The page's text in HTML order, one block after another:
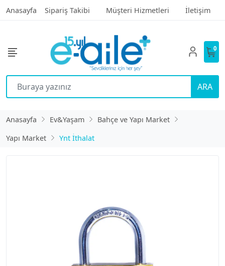
Anasayfa Sipariş Takibi Müşteri Hizmetleri İletişim
ARA
0
Anasayfa Ev&Yaşam
Bahçe ve Yapı Market
Yapı Market
Ynt İthalat